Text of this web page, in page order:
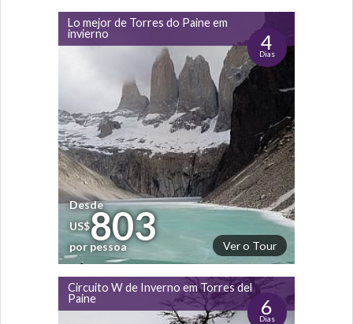
Lo mejor de Torres do Paine em
invierno
4
Dias
Ver o Tour
Desde
US$803
por pessoa
Circuito W de Inverno em Torres del
Paine
6
Dias